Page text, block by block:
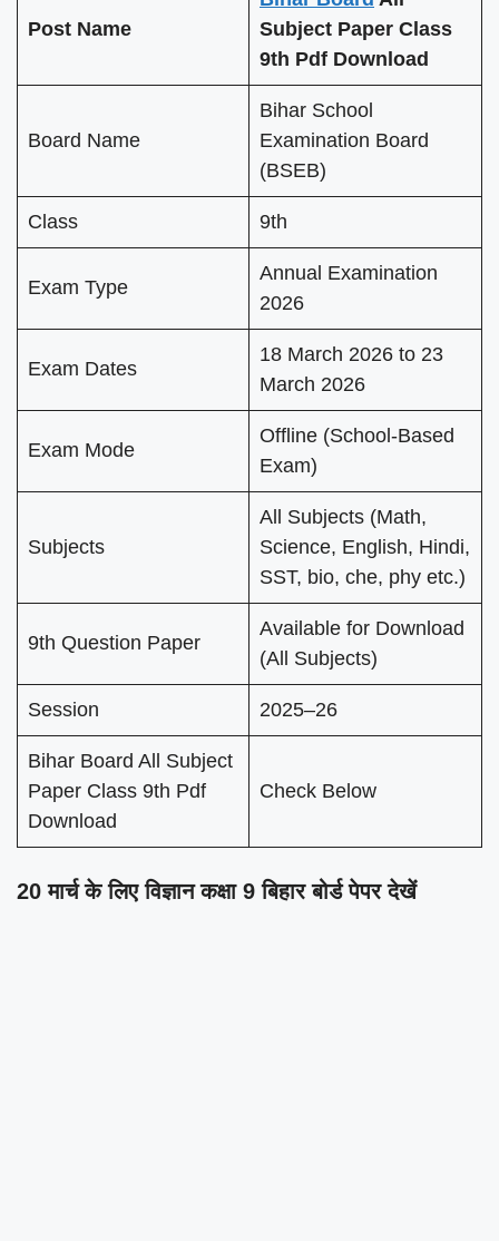
Post Name
Subject Paper Class
9th Pdf Download
Board Name
Bihar School
Examination Board
(BSEB)
Class 9th
Exam Type
Annual Examination
2026
Exam Dates
18 March 2026 to 23
March 2026
Exam Mode
Offline (School-Based
Exam)
Subjects
All Subjects (Math,
Science, English, Hindi,
SST, bio, che, phy etc.)
9th Question Paper
Available for Download
(All Subjects)
Session 2025–26
Bihar Board All Subject
Paper Class 9th Pdf
Download
Check Below
20 मार्च के लिए विज्ञान कक्षा 9 बिहार बोर्ड पेपर देखें